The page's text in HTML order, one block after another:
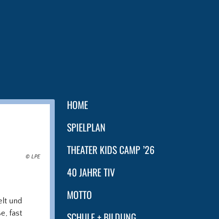
© LPE
und
fast
HOME
SPIELPLAN
THEATER KIDS CAMP ’26
40 JAHRE TIV
MOTTO